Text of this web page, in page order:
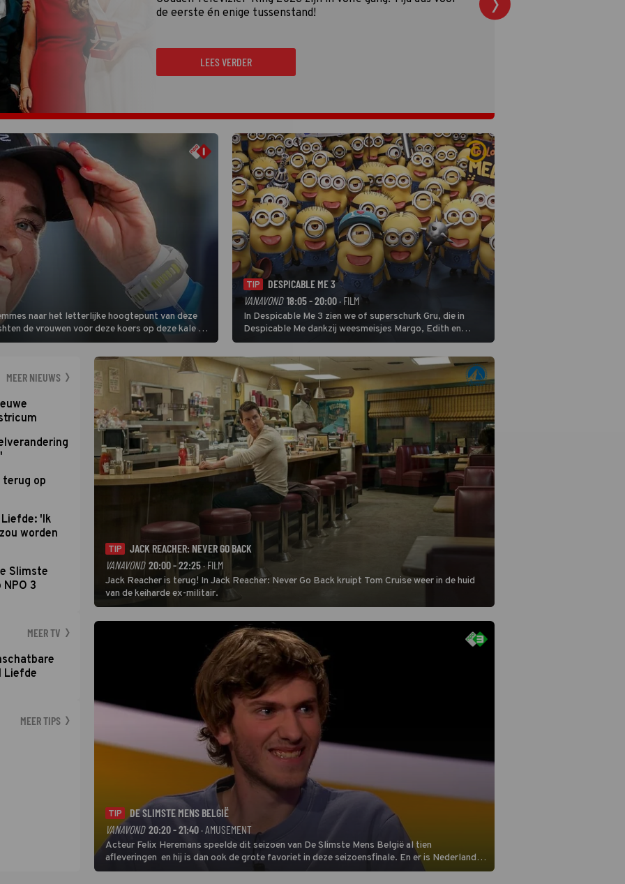
de eerste én enige tussenstand!
LEES VERDER
naar het letterlijke hoogtepunt van deze
de vrouwen voor deze koers op deze kale col
slotklim is vlak.
TIP
DESPICABLE ME 3
VANAVOND 18:05 - 20:00 · FILM
In Despicable Me 3 zien we of superschurk Gru, die in
Despicable Me dankzij weesmeisjes Margo, Edith en
Agnes de overstap naar het rechte pad maakte, ook op
dat pad weet te blijven.
MEER NIEUWS
terug op
'Ik
worden
Slimste
3
MEER TV
Liefde
MEER TIPS
TIP
JACK REACHER: NEVER GO BACK
VANAVOND 20:00 - 22:25· FILM
Jack Reacher is terug! In Jack Reacher: Never Go Back kruipt Tom Cruise weer in de huid
van de keiharde ex-militair.
TIP
DE SLIMSTE MENS BELGIË
VANAVOND 20:20 - 21:40 · AMUSEMENT
Acteur Felix Heremans speelde dit seizoen van De Slimste Mens België al tien
afleveringen en hij is dan ook de grote favoriet in deze seizoensfinale. En er is Nederlandse
inbreng, want komiek Soundos El Ahmadi neemt plaats aan de jurytafel.